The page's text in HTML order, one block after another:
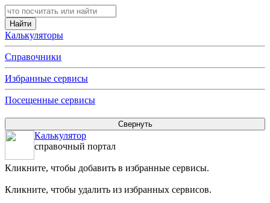
Калькуляторы
Справочники
Избранные сервисы
Посещенные сервисы
Калькулятор
справочный портал
Кликните, чтобы добавить в избранные сервисы.
Кликните, чтобы удалить из избранных сервисов.